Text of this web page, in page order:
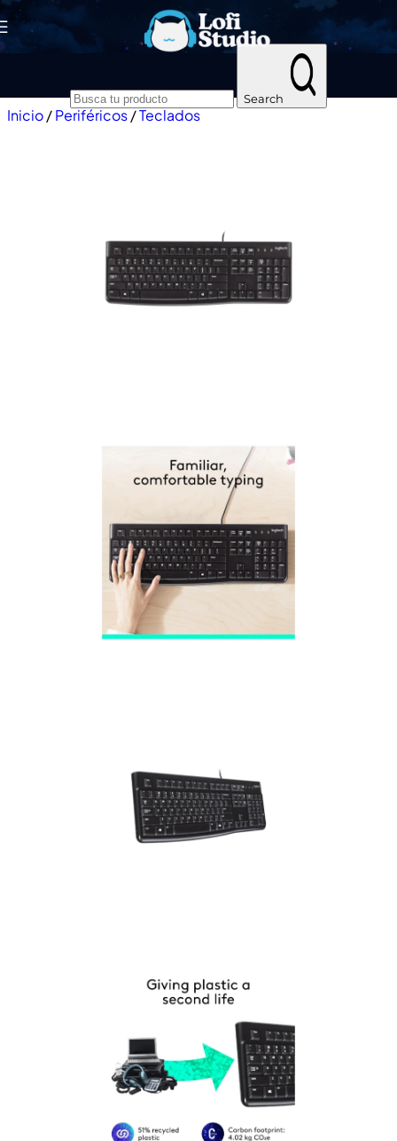
Skip to navigation Skip to main content
Search
Inicio/Periféricos/Teclados